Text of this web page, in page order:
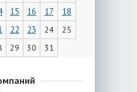
15 16 17
18
22 23 24
25
29 30 31